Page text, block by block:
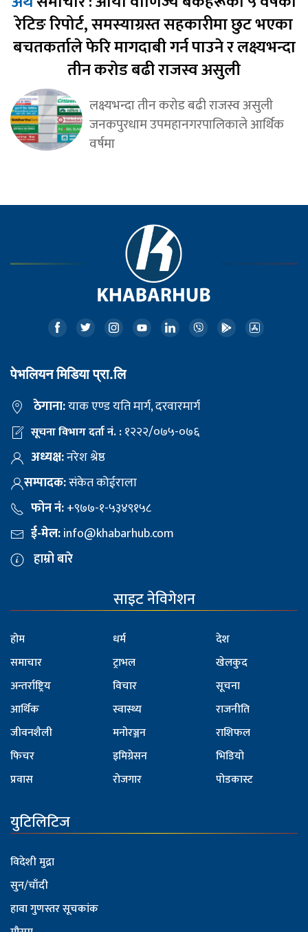
रेटिङ रिपोर्ट, समस्याग्रस्त सहकारीमा छुट भएका
बचतकर्ताले फेरि मागदाबी गर्न पाउने र लक्ष्यभन्दा
तीन करोड बढी राजस्व असुली
लक्ष्यभन्दा तीन करोड बढी राजस्व असुली
जनकपुरधाम उपमहानगरपालिकाले आर्थिक
वर्षमा
पेभलियन मिडिया प्रा.लि
ठेगाना:याक एण्ड यति मार्ग, दरवारमार्ग
सूचना विभाग दर्ता नं. :१२२२/०७५-०७६
अध्यक्ष:नरेश श्रेष्ठ
सम्पादक:संकेत कोईराला
फोन नं:+९७७-१-५३४९१५८
ई-मेल:info@khabarhub.com
हाम्रो बारे
साइट नेविगेशन
होम
समाचार
अन्तर्राष्ट्रिय
आर्थिक
जीवनशैली
फिचर
प्रवास
धर्म
ट्राभल
विचार
स्वास्थ्य
मनोरञ्जन
इमिग्रेसन
रोजगार
देश
खेलकुद
सूचना
राजनीति
राशिफल
भिडियो
पोडकास्ट
युटिलिटिज
विदेशी मुद्रा
सुन/चाँदी
हावा गुणस्तर सूचकांक